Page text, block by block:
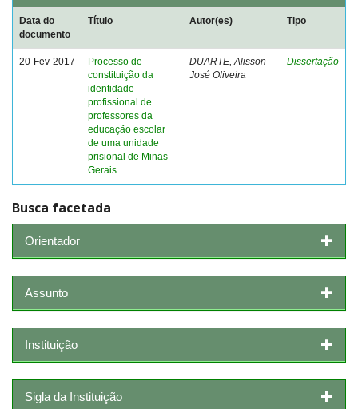
Data do
documento
Título Autor(es) Tipo
20-Fev-2017
Processo de
constituição da
identidade
profissional de
professores da
educação escolar
de uma unidade
prisional de Minas
Gerais
DUARTE, Alisson
José Oliveira
Dissertação
Busca facetada
Orientador
Assunto
Instituição
Sigla da Instituição